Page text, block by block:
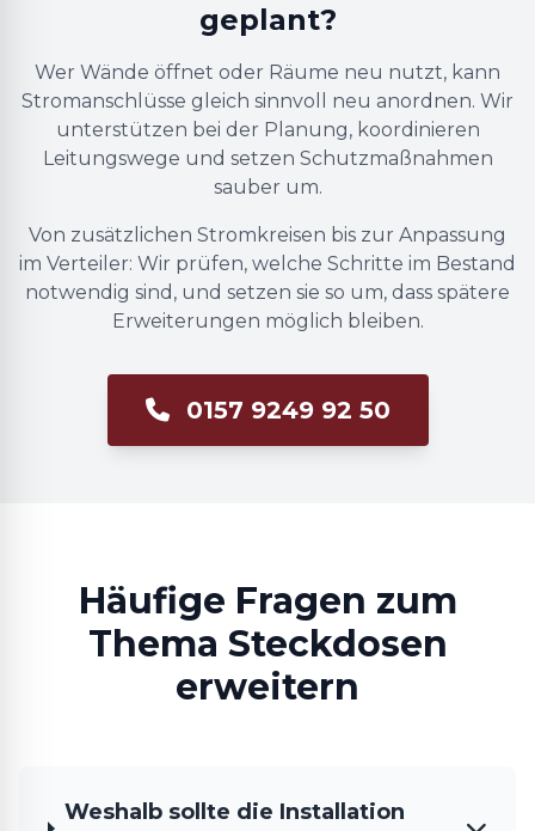
geplant?
Wer Wände öffnet oder Räume neu nutzt, kann
Stromanschlüsse gleich sinnvoll neu anordnen. Wir
unterstützen bei der Planung, koordinieren
Leitungswege und setzen Schutzmaßnahmen
sauber um.
Von zusätzlichen Stromkreisen bis zur Anpassung
im Verteiler: Wir prüfen, welche Schritte im Bestand
notwendig sind, und setzen sie so um, dass spätere
Erweiterungen möglich bleiben.
0157 9249 92 50
Häufige Fragen zum
Thema Steckdosen
erweitern
Weshalb sollte die Installation